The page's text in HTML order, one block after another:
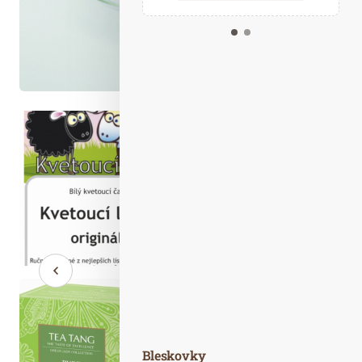
Kalendář událostí
Odebírejte náš newsletter
Bleskovky